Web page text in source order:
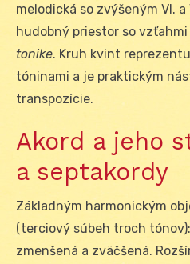
melodická so zvýšeným VI. a
hudobný priestor so
tonike. Kruh kvint
tóninami a je praktickým
transpozície.
Akord a jeho
a septakordy
Základným harmonickým
(terciový súbeh troch
zmenšená a zväčšená.